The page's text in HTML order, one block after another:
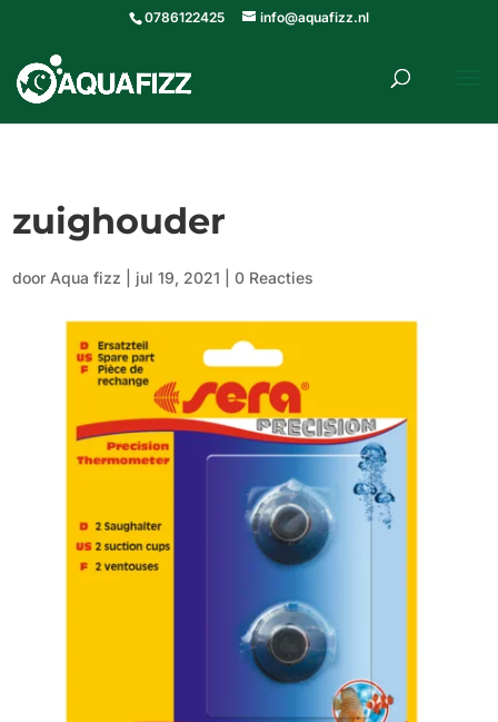
0786122425 info@aquafizz.nl
zuighouder
door Aqua fizz jul 19, 2021 |0 Reacties